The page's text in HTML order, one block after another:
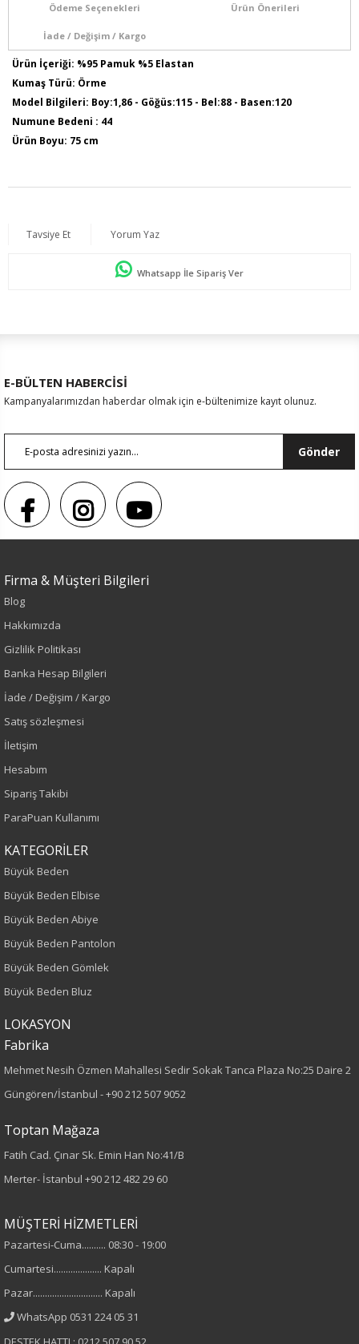
Ödeme Seçenekleri Ürün Önerileri
İade / Değişim / Kargo
Ürün İçeriği: %95 Pamuk %5 Elastan
Kumaş Türü: Örme
Model Bilgileri: Boy:1,86 - Göğüs:115 - Bel:88 - Basen:120
Numune Bedeni : 44
Ürün Boyu: 75 cm
Sezon : YAZLIK
Renk
Siyah
Sezon
İlkbahar-Yaz
Yaş Grubu
Kalıp
Büyük Beden
Boy
75
Örme
Baskılı
Kumaş
%5 Elastan
Kadın
Kol Tipi
Tavsiye Et Yorum Yaz
Whatsapp İle Sipariş Ver
E-BÜLTEN HABERCİSİ
Kampanyalarımızdan haberdar olmak için e-bültenimize kayıt olunuz.
Gönder
Firma & Müşteri Bilgileri
Blog
Hakkımızda
Gizlilik Politikası
Banka Hesap Bilgileri
İade / Değişim / Kargo
Satış sözleşmesi
İletişim
Hesabım
Sipariş Takibi
ParaPuan Kullanımı
KATEGORİLER
Büyük Beden
Büyük Beden Elbise
Büyük Beden Abiye
Büyük Beden Pantolon
Büyük Beden Gömlek
Büyük Beden Bluz
LOKASYON
Fabrika
Mehmet Nesih Özmen Mahallesi Sedir Sokak Tanca Plaza No:25 Daire 2
Güngören/İstanbul -+90 212 507 9052
Toptan Mağaza
Fatih Cad. Çınar Sk. Emin Han No:41/B
Merter- İstanbul +90 212 482 29 60
MÜŞTERİ HİZMETLERİ
Pazartesi-Cuma.......... 08:30 - 19:00
Cumartesi.................... Kapalı
Pazar............................. Kapalı
WhatsApp 0531 224 05 31